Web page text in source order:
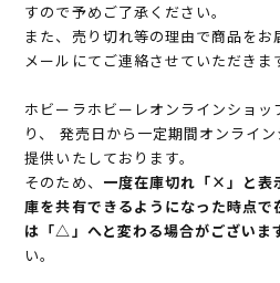
すので予めご了承ください。
また、売り切れ等の理由で商品を
メールにてご連絡させていただきま
ホビーラホビーレオンラインショッ
り、 発売日から一定期間オンライ
提供いたしております。
そのため、 一度在庫切れ「×」と表
庫を共有できるようになった時点
は「△」へと変わる場合がございま
い。